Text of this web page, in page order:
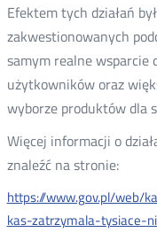
Efektem tych działań
zakwestionowanych
samym realne wsparcie
użytkowników oraz
wyborze produktów dla
Więcej informacji o
znaleźć na stronie:
https://www.gov.pl/web/
kas-zatrzymala-tysiace-